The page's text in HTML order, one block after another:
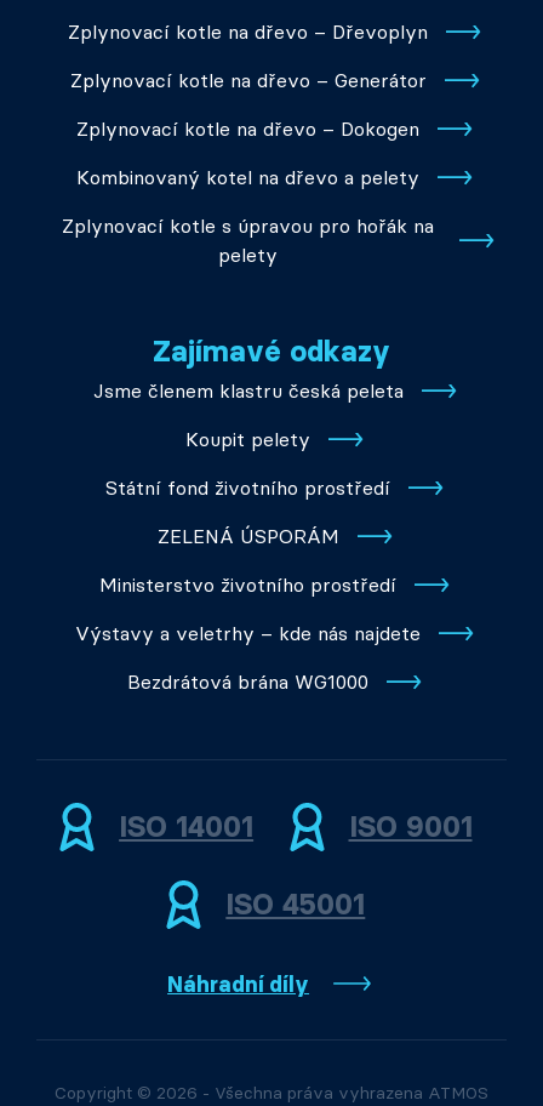
Zplynovací kotle na dřevo – Dřevoplyn
Zplynovací kotle na dřevo – Generátor
Zplynovací kotle na dřevo – Dokogen
Kombinovaný kotel na dřevo a pelety
Zplynovací kotle s úpravou pro hořák na
pelety
Zajímavé odkazy
Jsme členem klastru česká peleta
Koupit pelety
Státní fond životního prostředí
ZELENÁ ÚSPORÁM
Ministerstvo životního prostředí
Výstavy a veletrhy – kde nás najdete
Bezdrátová brána WG1000
ISO 14001 ISO 9001
ISO 45001
Náhradní díly
Copyright © 2026 - Všechna práva vyhrazena ATMOS